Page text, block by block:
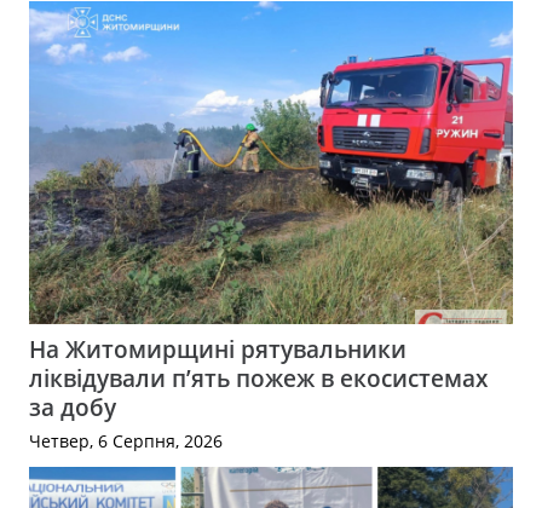
На Житомирщині рятувальники
ліквідували п’ять пожеж в екосистемах
за добу
Четвер, 6 Серпня, 2026